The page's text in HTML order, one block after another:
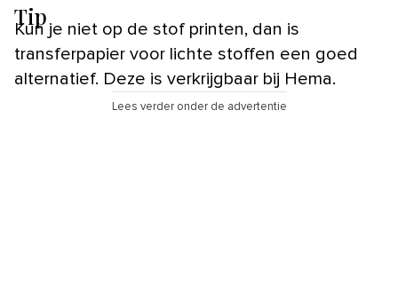
Tip
Kun je niet op de stof printen, dan is
transferpapier voor lichte stoffen een goed
alternatief. Deze is verkrijgbaar bij Hema.
Lees verder onder de advertentie